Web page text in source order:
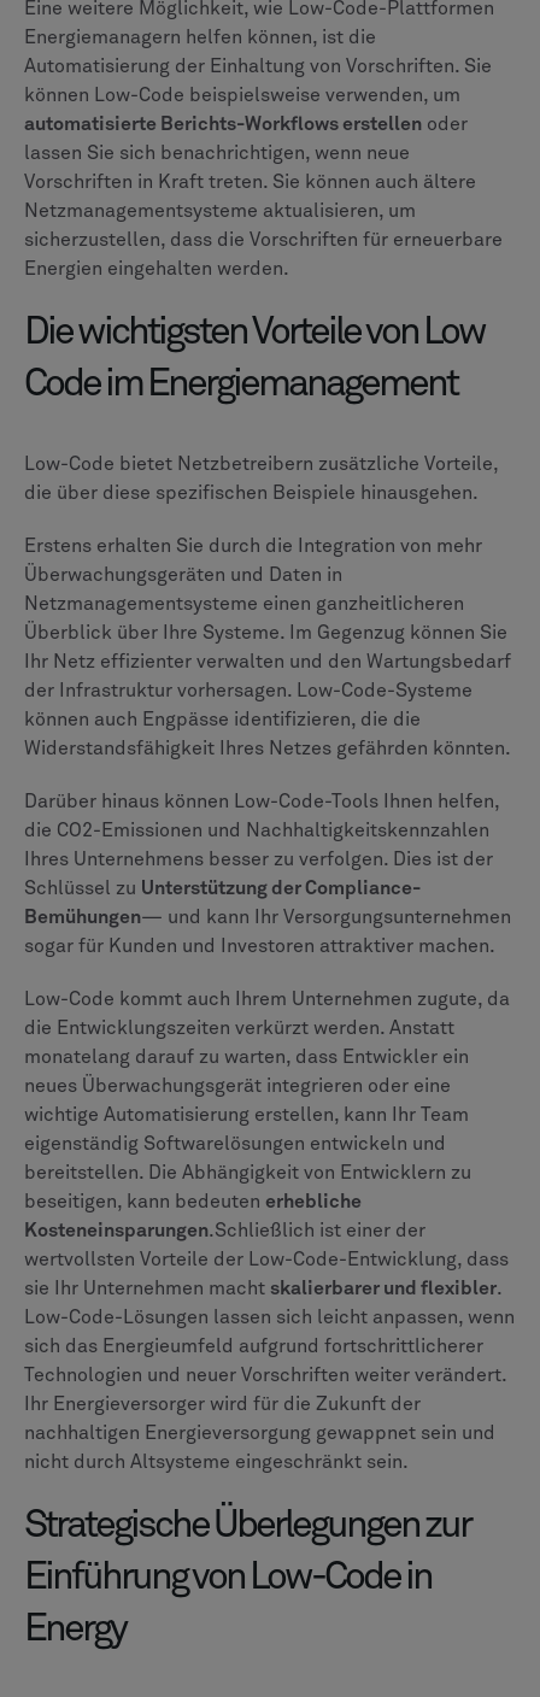
Eine weitere Möglichkeit, wie Low-Code-Plattformen
Energiemanagern helfen können, ist die
Automatisierung der Einhaltung von Vorschriften. Sie
können Low-Code beispielsweise verwenden, um
automatisierte Berichts-Workflows erstellen oder
lassen Sie sich benachrichtigen, wenn neue
Vorschriften in Kraft treten. Sie können auch ältere
Netzmanagementsysteme aktualisieren, um
sicherzustellen, dass die Vorschriften für erneuerbare
Energien eingehalten werden.
Die wichtigsten Vorteile von Low
Code im Energiemanagement
Low-Code bietet Netzbetreibern zusätzliche Vorteile,
die über diese spezifischen Beispiele hinausgehen.
Erstens erhalten Sie durch die Integration von mehr
Überwachungsgeräten und Daten in
Netzmanagementsysteme einen ganzheitlicheren
Überblick über Ihre Systeme. Im Gegenzug können Sie
Ihr Netz effizienter verwalten und den Wartungsbedarf
der Infrastruktur vorhersagen. Low-Code-Systeme
können auch Engpässe identifizieren, die die
Widerstandsfähigkeit Ihres Netzes gefährden könnten.
Darüber hinaus können Low-Code-Tools Ihnen helfen,
die CO2-Emissionen und Nachhaltigkeitskennzahlen
Ihres Unternehmens besser zu verfolgen. Dies ist der
Schlüssel zu Unterstützung der Compliance-
Bemühungen— und kann Ihr Versorgungsunternehmen
sogar für Kunden und Investoren attraktiver machen.
Low-Code kommt auch Ihrem Unternehmen zugute, da
die Entwicklungszeiten verkürzt werden. Anstatt
monatelang darauf zu warten, dass Entwickler ein
neues Überwachungsgerät integrieren oder eine
wichtige Automatisierung erstellen, kann Ihr Team
eigenständig Softwarelösungen entwickeln und
bereitstellen. Die Abhängigkeit von Entwicklern zu
beseitigen, kann bedeuten erhebliche
Kosteneinsparungen.Schließlich ist einer der
wertvollsten Vorteile der Low-Code-Entwicklung, dass
sie Ihr Unternehmen macht skalierbarer und flexibler.
Low-Code-Lösungen lassen sich leicht anpassen, wenn
sich das Energieumfeld aufgrund fortschrittlicherer
Technologien und neuer Vorschriften weiter verändert.
Ihr Energieversorger wird für die Zukunft der
nachhaltigen Energieversorgung gewappnet sein und
nicht durch Altsysteme eingeschränkt sein.
Strategische Überlegungen zur
Einführung von Low-Code in
Energy